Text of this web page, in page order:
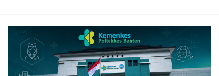
Peluang
Karier
Lulusan
Keperawatan: